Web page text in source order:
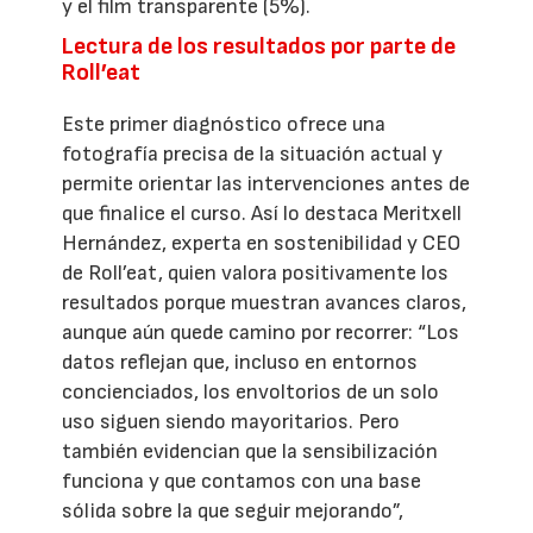
y el film transparente (5%).
Lectura de los resultados por parte de
Roll’eat
Este primer diagnóstico ofrece una
fotografía precisa de la situación actual y
permite orientar las intervenciones antes de
que finalice el curso. Así lo destaca Meritxell
Hernández, experta en sostenibilidad y CEO
de Roll’eat, quien valora positivamente los
resultados porque muestran avances claros,
aunque aún quede camino por recorrer: “Los
datos reflejan que, incluso en entornos
concienciados, los envoltorios de un solo
uso siguen siendo mayoritarios. Pero
también evidencian que la sensibilización
funciona y que contamos con una base
sólida sobre la que seguir mejorando”,